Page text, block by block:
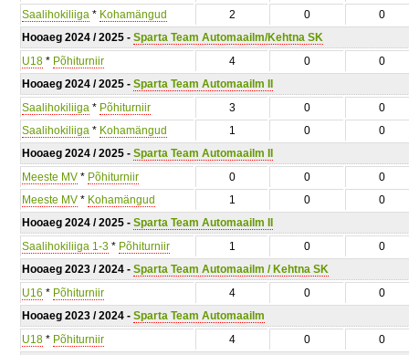
Saalihokiliiga * Kohamängud 2 0
0
Hooaeg 2024 / 2025 - Sparta Team Automaailm/Kehtna SK
U18 * Põhiturniir 4 0
0
Hooaeg 2024 / 2025 - Sparta Team Automaailm II
Saalihokiliiga * Põhiturniir 3 0
0
Saalihokiliiga * Kohamängud 1 0
0
Hooaeg 2024 / 2025 - Sparta Team Automaailm II
Meeste MV * Põhiturniir 0 0
0
Meeste MV * Kohamängud 1 0
0
Hooaeg 2024 / 2025 - Sparta Team Automaailm II
Saalihokiliiga 1-3 * Põhiturniir 1 0
0
Hooaeg 2023 / 2024 - Sparta Team Automaailm / Kehtna SK
U16 * Põhiturniir 4 0
0
Hooaeg 2023 / 2024 - Sparta Team Automaailm
U18 * Põhiturniir 4 0
0